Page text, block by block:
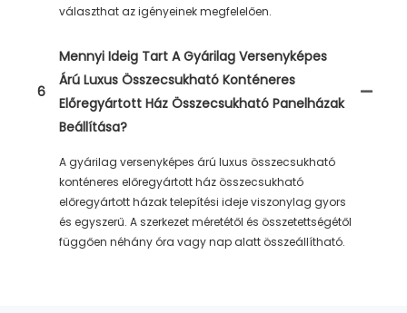
választhat az igényeinek megfelelően.
6
Mennyi Ideig Tart A Gyárilag Versenyképes
Árú Luxus Összecsukható Konténeres
Előregyártott Ház Összecsukható Panelházak
Beállítása?
A gyárilag versenyképes árú luxus összecsukható
konténeres előregyártott ház összecsukható
előregyártott házak telepítési ideje viszonylag gyors
és egyszerű. A szerkezet méretétől és összetettségétől
függően néhány óra vagy nap alatt összeállítható.